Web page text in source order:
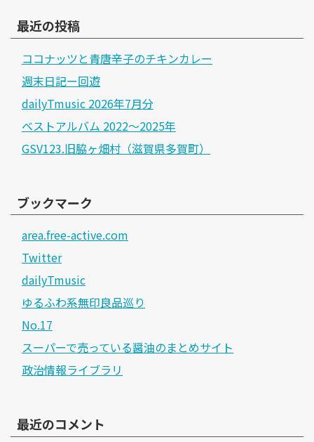
最近の投稿
ココナッツと青唐辛子のチキンカレー
週末日記ー回遊
dailyTmusic 2026年7月分
ベストアルバム 2022～2025年
GSV123.旧脇ヶ畑村（滋賀県多賀町）
ブックマーク
area.free-active.com
Twitter
dailyTmusic
ゆるふわ系無印良品巡り
No.17
スーパーで売っている醤油のまとめサイト
政治情報ライブラリ
最近のコメント